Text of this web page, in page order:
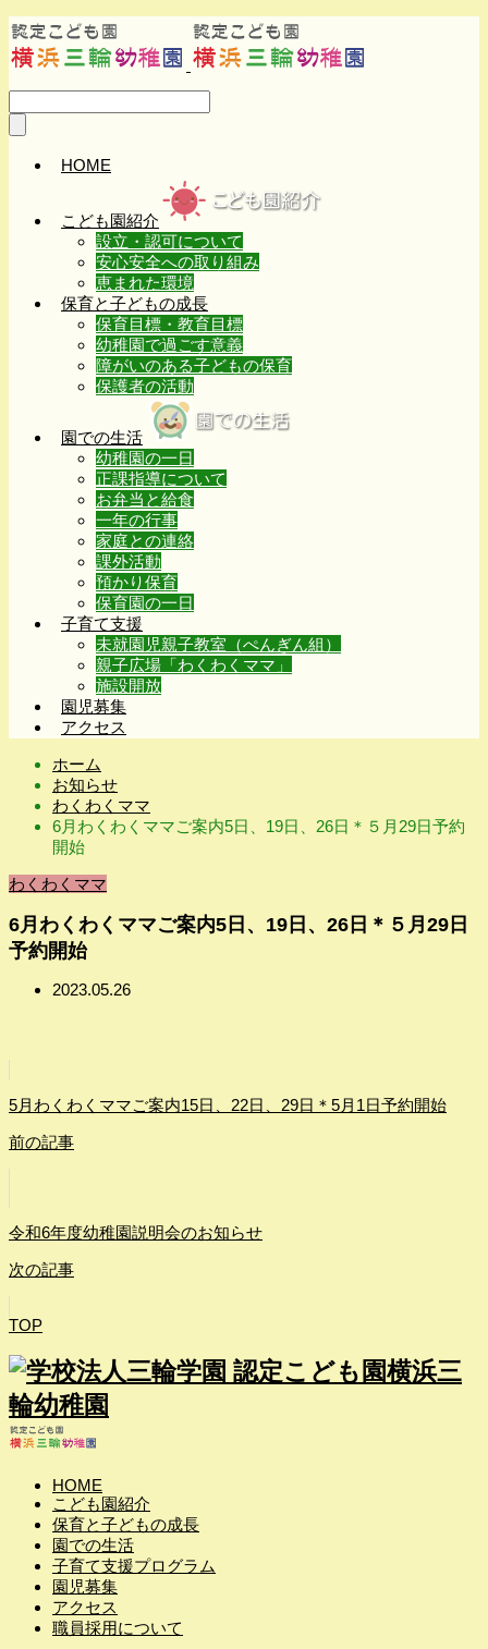
HOME
こども園紹介
設立・認可について
安心安全への取り組み
恵まれた環境
保育と子どもの成長
保育目標・教育目標
幼稚園で過ごす意義
障がいのある子どもの保育
保護者の活動
園での生活
幼稚園の一日
正課指導について
お弁当と給食
一年の行事
家庭との連絡
課外活動
預かり保育
保育園の一日
子育て支援
未就園児親子教室（ぺんぎん組）
親子広場「わくわくママ」
施設開放
園児募集
アクセス
ホーム
お知らせ
わくわくママ
6月わくわくママご案内5日、19日、26日＊５月29日予約
開始
わくわくママ
6月わくわくママご案内5日、19日、26日＊５月29日
予約開始
2023.05.26
5月わくわくママご案内15日、22日、29日＊5月1日予約開始
前の記事
令和6年度幼稚園説明会のお知らせ
次の記事
TOP
HOME
こども園紹介
保育と子どもの成長
園での生活
子育て支援プログラム
園児募集
アクセス
職員採用について